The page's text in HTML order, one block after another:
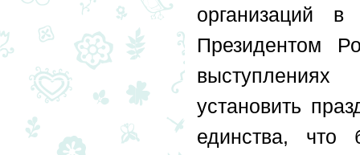
организаций
Президентом
установить
единства, что